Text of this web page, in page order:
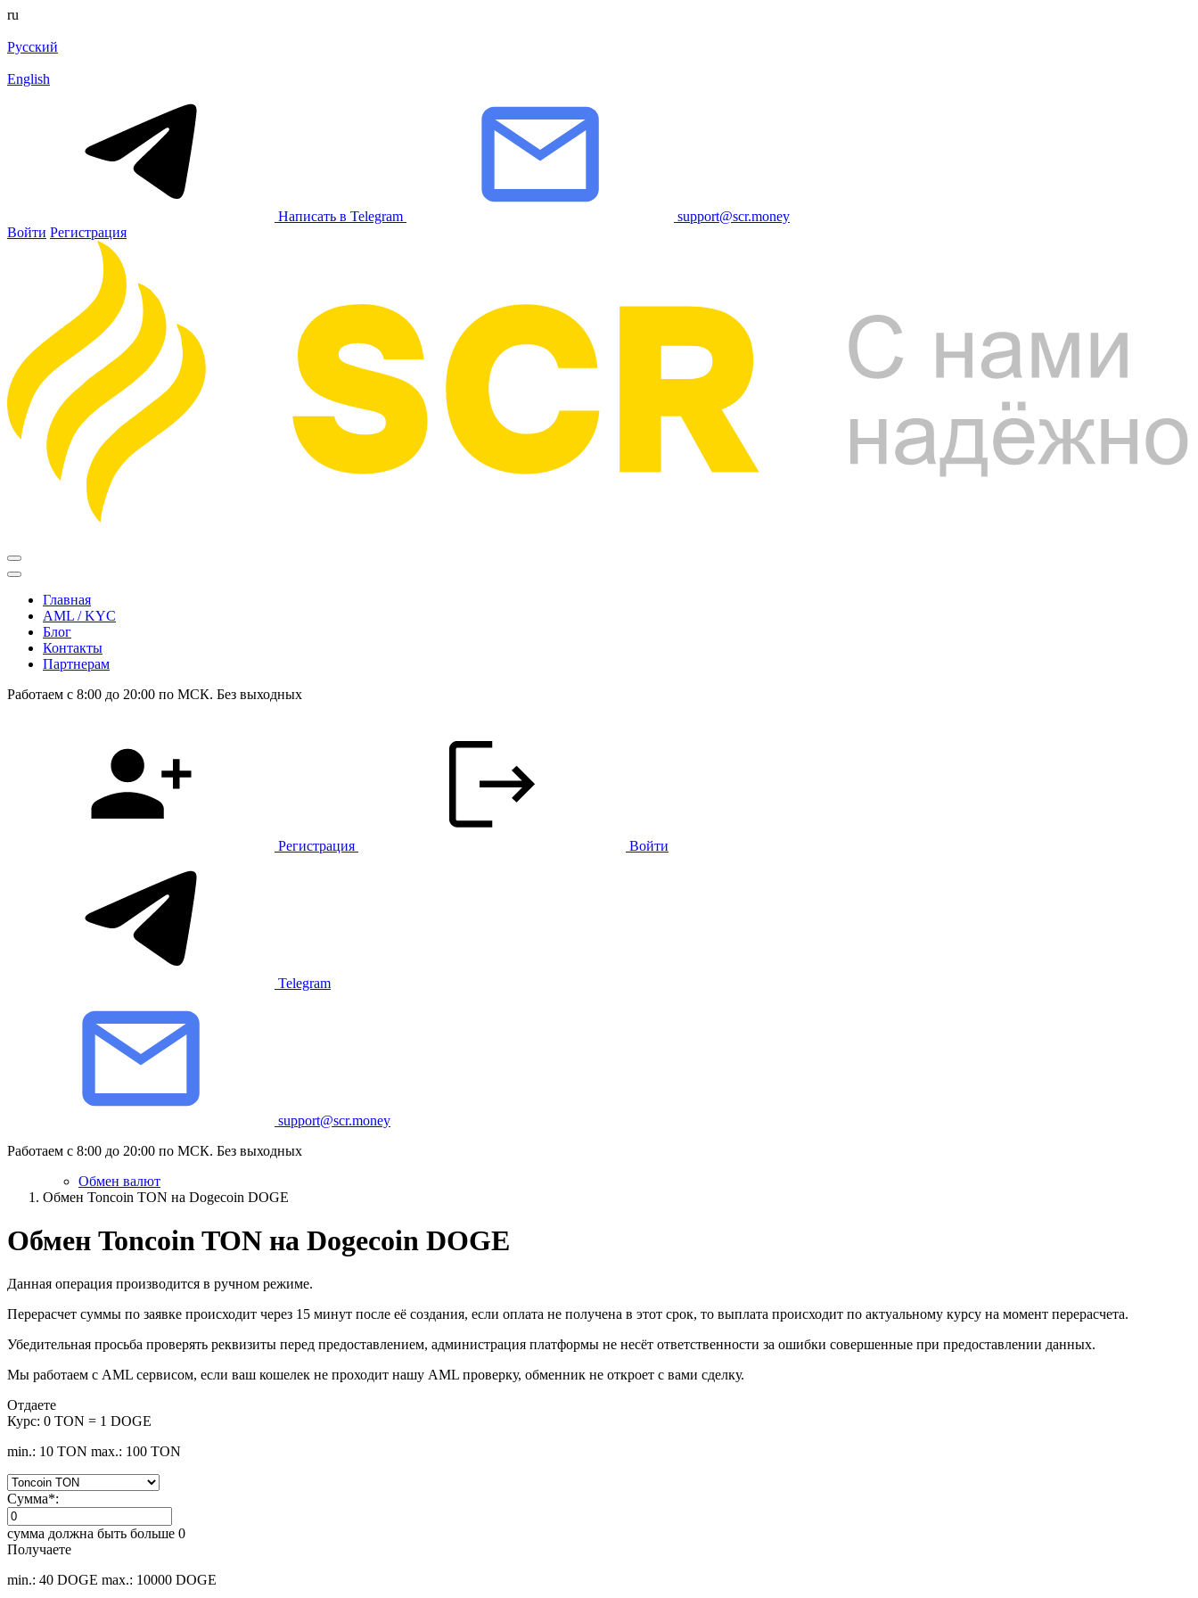
ru
Русский
English
Написать в Telegram
support@scr.money
Войти Регистрация
Главная
AML / KYC
Блог
Контакты
Партнерам
Работаем с 8:00 до 20:00 по МСК. Без выходных
Регистрация Войти
Telegram
support@scr.money
Работаем с 8:00 до 20:00 по МСК. Без выходных
Обмен валют
Обмен Toncoin TON на Dogecoin DOGE
Обмен Toncoin TON на Dogecoin DOGE
Данная операция производится в ручном режиме.
Перерасчет суммы по заявке происходит через 15 минут после её создания, если оплата не получена в этот срок, то выплата происходит по актуальному курсу на момент перерасчета.
Убедительная просьба проверять реквизиты перед предоставлением, администрация платформы не несёт ответственности за ошибки совершенные при предоставлении данных.
Мы работаем с AML сервисом, если ваш кошелек не проходит нашу AML проверку, обменник не откроет с вами сделку.
Отдаете
Курс: 0 TON = 1 DOGE
min.: 10 TON max.: 100 TON
Сумма*:
сумма должна быть больше 0
Получаете
min.: 40 DOGE max.: 10000 DOGE